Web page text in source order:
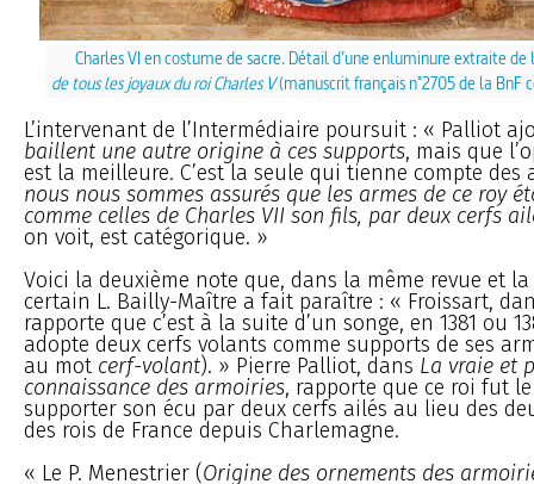
Charles VI en costume de sacre. Détail d’une enluminure extraite de
de tous les joyaux du roi Charles V(manuscrit français n°2705 de la BnF
L’intervenant de l’Intermédiaire poursuit : « Palliot
baillent une autre origine à ces supports, mais que
est la meilleure. C’est la seule qui tienne compte des
nous nous sommes assurés que les armes de ce roy
comme celles de Charles VII son fils, par deux cerfs
on voit, est catégorique. »
Voici la deuxième note que, dans la même revue et
certain L. Bailly-Maître a fait paraître : « Froissart,
rapporte que c’est à la suite d’un songe, en 1381 ou
adopte deux cerfs volants comme supports de ses
au mot cerf-volant). » Pierre Palliot, dans La vraie et
connaissance des armoiries, rapporte que ce roi fut
supporter son écu par deux cerfs ailés au lieu des
des rois de France depuis Charlemagne.
« Le P. Menestrier (Origine des ornements des